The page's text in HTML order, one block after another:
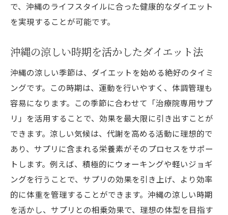
で、沖縄のライフスタイルに合った健康的なダイエット
を実現することが可能です。
沖縄の涼しい時期を活かしたダイエット法
沖縄の涼しい季節は、ダイエットを始める絶好のタイミ
ングです。この時期は、運動を行いやすく、体調管理も
容易になります。この季節に合わせて「治療院専用サプ
リ」を活用することで、効果を最大限に引き出すことが
できます。涼しい気候は、代謝を高める活動に理想的で
あり、サプリに含まれる栄養素がそのプロセスをサポー
トします。例えば、積極的にウォーキングや軽いジョギ
ングを行うことで、サプリの効果を引き上げ、より効率
的に体重を管理することができます。沖縄の涼しい時期
を活かし、サプリとの相乗効果で、理想の体型を目指す